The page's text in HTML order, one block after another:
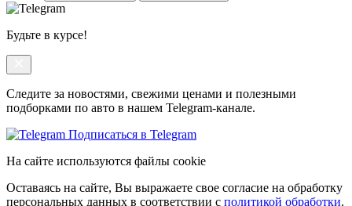
Будьте в курсе!
Следите за новостями, свежими ценами и полезными
подборками по авто в нашем Telegram-канале.
Подписаться в Telegram
На сайте используются файлы cookie
Оставаясь на сайте, Вы выражаете свое согласие на обработку
персональных данных в соответствии с политикой обработки.